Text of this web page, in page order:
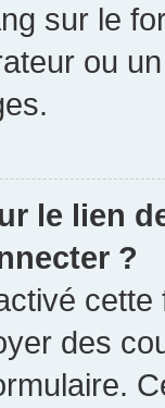
sur le
ou
le lien
?
des